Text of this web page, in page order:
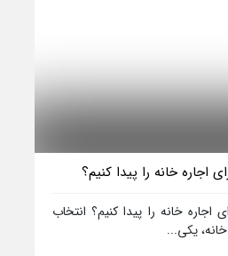
اجاره خانه را پیدا کنیم؟
اجاره خانه را پیدا کنیم؟ انتخاب
یکی...